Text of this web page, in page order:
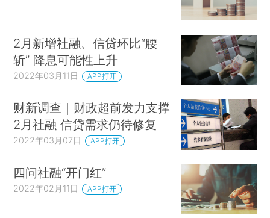
2月新增社融、信贷环比“腰
斩” 降息可能性上升
2022年03月11日 APP打开
财新调查｜财政超前发力支撑
2月社融 信贷需求仍待修复
2022年03月07日 APP打开
四问社融“开门红”
2022年02月11日 APP打开